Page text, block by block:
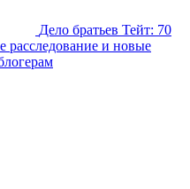
Дело братьев Тейт: 70
расследование и новые